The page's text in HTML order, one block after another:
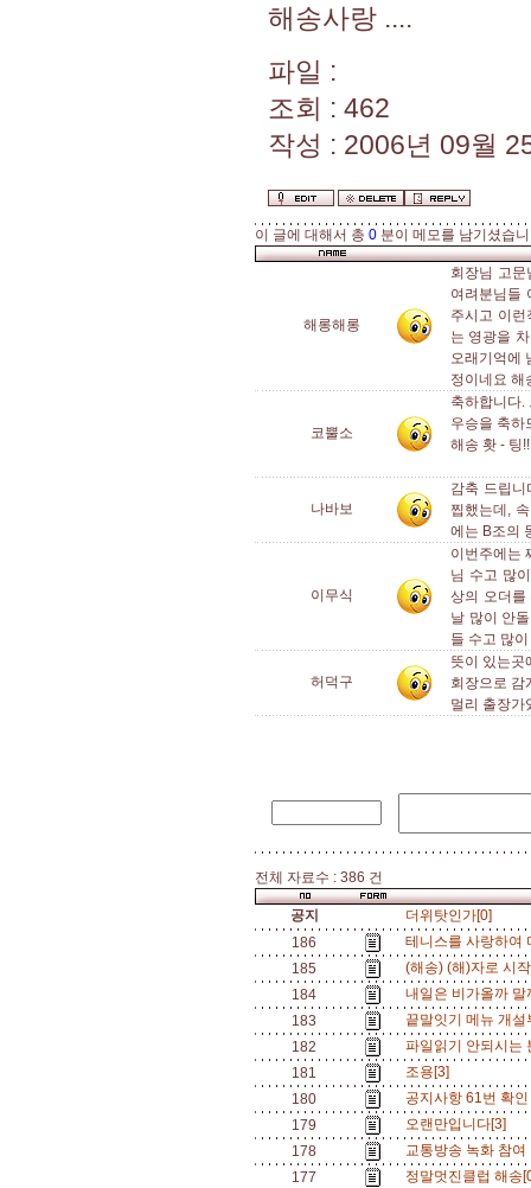
해송사랑 ....
파일 :
조회 : 462
작성 : 2006년 09월
이 글에 대해서 총 0 분이 메모를 남기셨습
해롱해롱
회장님 고
여려분님들
주시고 이
는 영광을
오래기억에
정이네요 해
코뿔소
축하합니다.
우승을 축하
해송 홧 - 팅
나바보
감축 드립니
찝했는데,
에는 B조의
이무식
이번주에는
님 수고 많
상의 오더를
날 많이 안
들 수고 많
허덕구
뜻이 있는곳
회장으로 감
멀리 출장가
전체 자료수 : 386 건
공지
더위탓인가[0]
186
테니스를 사랑하여
185
(해송) (해)자로 시
184
내일은 비가올까
183
끝말잇기 메뉴 개
182
파일읽기 안되시는
181
조용[3]
180
공지사항 61번 확
179
오랜만입니다[3]
178
교통방송 녹화 참
177
정말멋진클럽 해